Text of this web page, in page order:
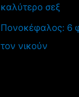
καλύτερο σεξ
Πονοκέφαλος: 6
τον νικούν